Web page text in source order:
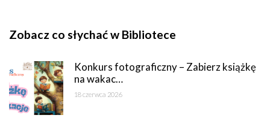
Zobacz co słychać w Bibliotece
Konkurs fotograficzny – Zabierz książkę
na wakac…
18 czerwca 2026